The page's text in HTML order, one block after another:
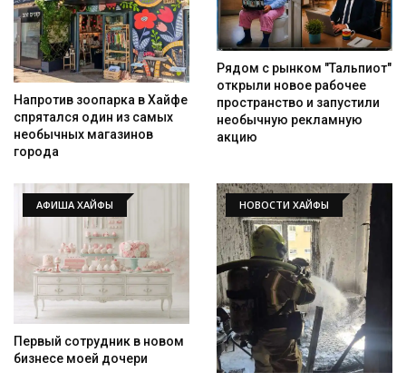
Искать
Напротив зоопарка в Хайфе
спрятался один из самых
необычных магазинов
города
Рядом с рынком "Тальпиот"
открыли новое рабочее
пространство и запустили
необычную рекламную
акцию
АФИША ХАЙФЫ
Первый сотрудник в новом
бизнесе моей дочери
НОВОСТИ ХАЙФЫ